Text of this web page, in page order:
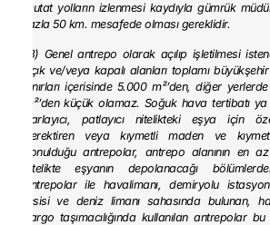
mutat yolların izlenmesi kaydıyla gümrük
fazla 50 km. mesafede olması gereklidir.
(3) Genel antrepo olarak açılıp işletilmesi
açık ve/veya kapalı alanları toplamı
sınırları içerisinde 5.000 m²’den, diğer
m²’den küçük olamaz. Soğuk hava tertibatı ya
parlayıcı, patlayıcı nitelikteki eşya için
gerektiren veya kıymetli maden ve
konulduğu antrepolar, antrepo alanının en
nitelikte eşyanın depolanacağı
antrepolar ile havalimanı, demiryolu
tesisi ve deniz limanı sahasında bulunan,
kargo taşımacılığında kullanılan antrepolar